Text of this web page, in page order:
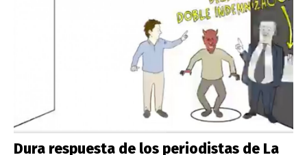
Dura respuesta de los periodistas de La